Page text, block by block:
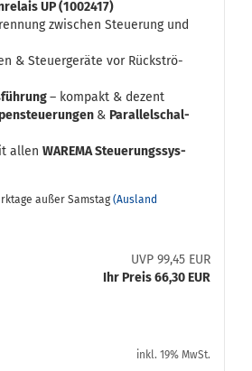
UP (1002417)
zwi­schen Steue­rung und
& Steu­er­ge­rä­te vor Rück­strö­
– kom­pakt & de­zent
& Par­al­lel­schal­
allen WA­RE­MA Steue­rungs­sys­
außer Samstag (Ausland
UVP 99,45 EUR
Ihr Preis 66,30 EUR
inkl. 19% MwSt.